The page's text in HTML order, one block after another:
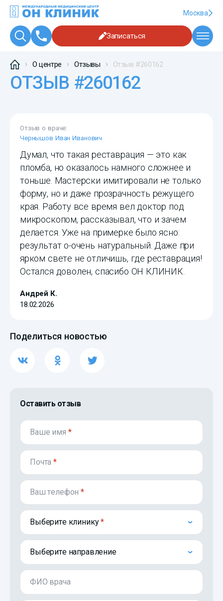
Москва
Записаться
О центре Отзывы Отзыв #260162
ОТЗЫВ #260162
Отзыв о враче:
Чернышов Иван Иванович
Думал, что такая реставрация — это как
пломба, но оказалось намного сложнее и
тоньше. Мастерски имитировали не только
форму, но и даже прозрачность режущего
края. Работу все время вел доктор под
микроскопом, рассказывал, что и зачем
делается. Уже на примерке было ясно:
результат о-очень натуральный. Даже при
ярком свете не отличишь, где реставрация!
Остался доволен, спасибо ОН КЛИНИК.
Андрей К.
18.02.2026
Поделиться новостью
Оставить отзыв
Ваше имя *
Почта*
Ваш телефон*
Выберите клинику
Выберите направление
ФИО врача